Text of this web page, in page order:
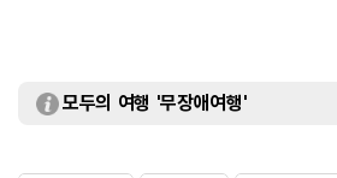
모두의 여행 '무장애여행'